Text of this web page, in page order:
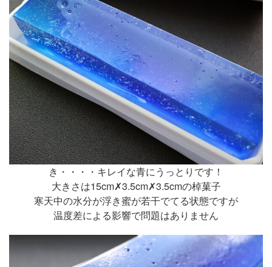
き・・・・キレイな青にうっとりです！
大きさは15cm✗3.5cm✗3.5cmの棹菓子
寒天中の水分が浮き蜜が若干でてる状態ですが
温度差による影響で問題はありません